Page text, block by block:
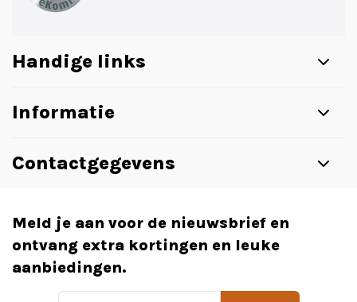
Handige links
Informatie
Contactgegevens
Meld je aan voor de nieuwsbrief en
ontvang extra kortingen en leuke
aanbiedingen.